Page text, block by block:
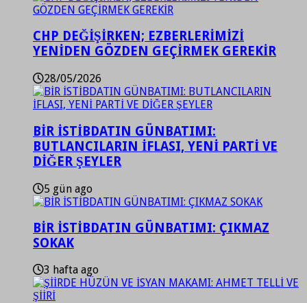
CHP DEĞİŞİRKEN; EZBERLERİMİZİ
YENİDEN GÖZDEN GEÇİRMEK GEREKİR
28/05/2026
BİR İSTİBDATIN GÜNBATIMI:
BUTLANCILARIN İFLASI, YENİ PARTİ VE
DİĞER ŞEYLER
5 gün ago
BİR İSTİBDATIN GÜNBATIMI: ÇIKMAZ
SOKAK
3 hafta ago